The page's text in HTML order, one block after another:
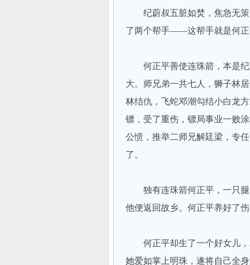
纪蔚叔五脏如焚，焦急无策
了两个帮手——这帮手就是何正
何正平善使连珠箭，本是纪
大。师兄弟一共七人，狮子林
林结仇，飞蛇邓潮勾结小白龙
镖，受了重伤，镖局事业一败
公愤，推举二师兄解廷梁，专
了。
独有连珠箭何正平，一只腿
他便返回故乡。何正平养好了
何正平却生了一个好女儿，
她爱如掌上明珠，遂将自己全